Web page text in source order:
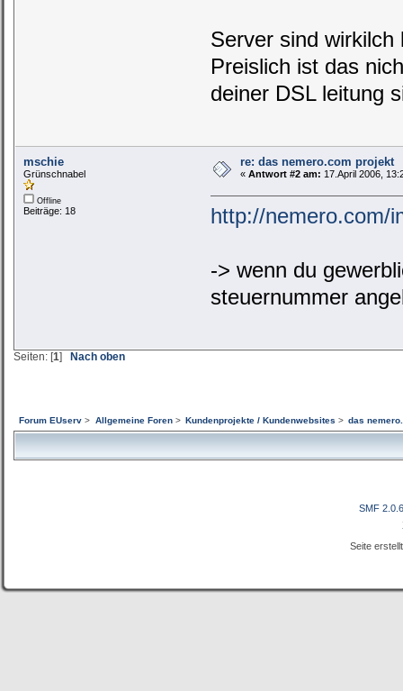
Server sind wirkilch
Preislich ist das
deiner DSL leitung
mschie
Grünschnabel
Offline
Beiträge: 18
re: das nemero.com projekt
« Antwort #2 am: 17.April 2006,
http://nemero.com/
-> wenn du
steuernummer
Seiten: [1] Nach oben
Forum EUserv > Allgemeine Foren> Kundenprojekte / Kundenwebsites > das
SMF 2.0.6
Seite